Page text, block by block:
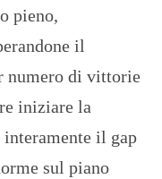
pieno,
il
numero di vittorie
iniziare la
interamente il gap
sul piano